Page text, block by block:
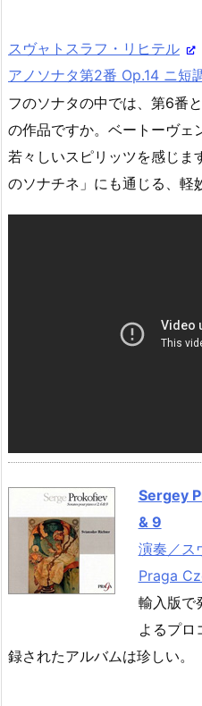
スヴャトスラフ・リヒテル
アノソナタ第2番 Op.14 ニ短
フのソナタの中では、第6番
の作品ですか。ベートーヴェ
若々しいスピリッツを感じま
のソナチネ」にも通じる、軽
Sergey
& 9
演奏／ス
Praga
輸入版で
よるプロ
録されたアルバムは珍しい。